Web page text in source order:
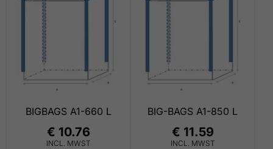
BIGBAGS A1-660 L
€ 10.76
INCL. MWST
BIG-BAGS A1-850 L
€ 11.59
INCL. MWST